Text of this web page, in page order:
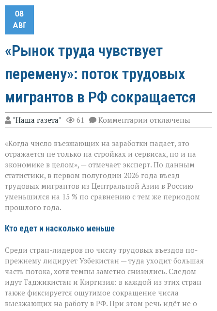
08
АВГ
«Рынок труда чувствует
перемену»: поток трудовых
мигрантов в РФ сокращается
"Наша газета" 61 Комментарии к
записи
труда
чувствует
перемену»:
поток
трудовых
мигрантов
в
РФ
отключены
«Когда число въезжающих на заработки падает, это
отражается не только на стройках и сервисах, но и на
экономике в целом», — отмечает эксперт. По данным
статистики, в первом полугодии 2026 года въезд
трудовых мигрантов из Центральной Азии в Россию
уменьшился на 15 % по сравнению с тем же периодом
прошлого года.
Кто едет и насколько меньше
Среди стран-лидеров по числу трудовых въездов по-
прежнему лидирует Узбекистан — туда уходит большая
часть потока, хотя темпы заметно снизились. Следом
идут Таджикистан и Киргизия: в каждой из этих стран
также фиксируется ощутимое сокращение числа
выезжающих на работу в РФ. При этом речь идёт не о